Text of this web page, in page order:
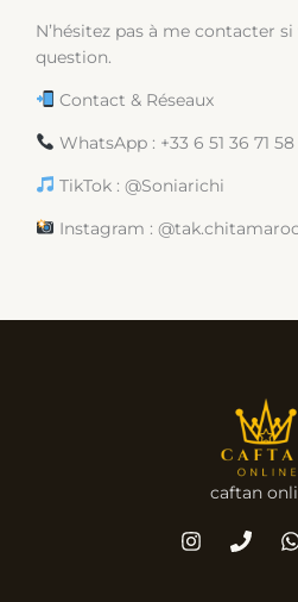
N’hésitez pas à me contacter
question.
Contact & Réseaux
WhatsApp : +33 6 51 36 71 58
TikTok : @Soniarichi
Instagram :
caftan